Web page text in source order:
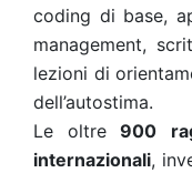
coding di base,
management,
lezioni di
dell’autostima.
Le oltre 900
internazionali,